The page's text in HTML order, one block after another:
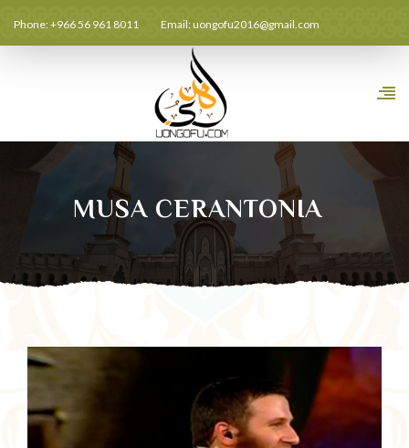
Phone: +966 56 961 8011 Email:uongofu2016@gmail.com
MUSA CERANTONIA